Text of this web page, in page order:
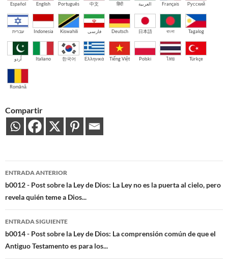
Español English Português 中文 हिंदी العربية Français Русский
עברית Indonesia Kiswahili فارسی Deutsch 日本語 বাংলা Tagalog
اُردو Italiano 한국어 Ελληνικά Tiếng Việt Polski ไทย Türkçe
Română
Compartir
Navegación
de
entradas
ENTRADA ANTERIOR
b0012 - Post sobre la Ley de Dios: La Ley no es la puerta al cielo, pero
revela quién teme a Dios...
ENTRADA SIGUIENTE
b0014 - Post sobre la Ley de Dios: La comprensión común de que el
Antiguo Testamento es para los...